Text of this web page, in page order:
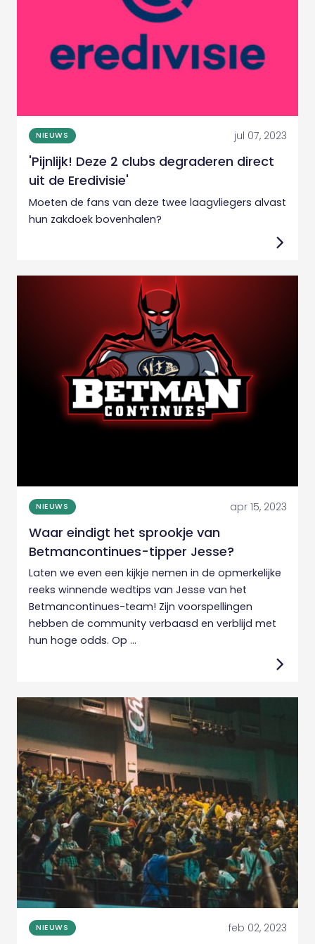
NIEUWS jul 07, 2023
'Pijnlijk! Deze 2 clubs degraderen direct
uit de Eredivisie'
Moeten de fans van deze twee laagvliegers alvast
hun zakdoek bovenhalen?
NIEUWS apr 15, 2023
Waar eindigt het sprookje van
Betmancontinues-tipper Jesse?
Laten we even een kijkje nemen in de opmerkelijke
reeks winnende wedtips van Jesse van het
Betmancontinues-team! Zijn voorspellingen
hebben de community verbaasd en verblijd met
hun hoge odds. Op ...
NIEUWS feb 02, 2023